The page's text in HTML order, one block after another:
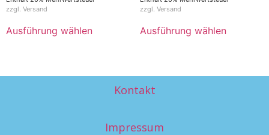
zzgl. Versand
Ausführung wählen
zzgl. Versand
Ausführung wählen
Kontakt
Impressum